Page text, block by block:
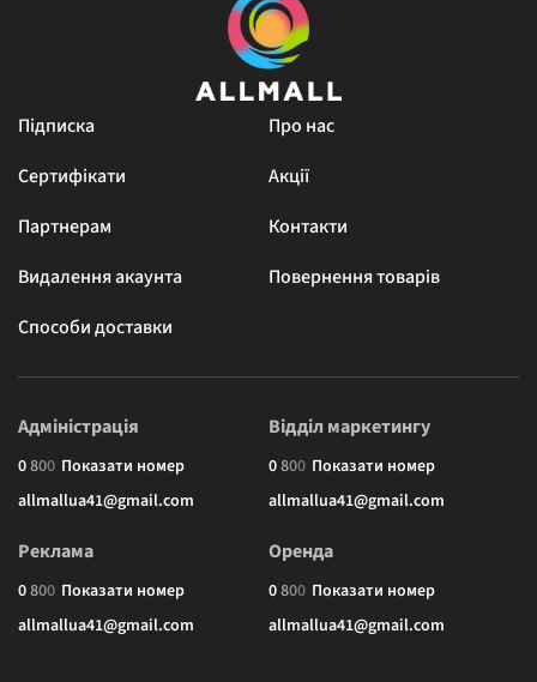
Підписка
Про нас
Сертифікати
Акції
Партнерам
Контакти
Видалення акаунта
Повернення товарів
Способи доставки
Адміністрація
0800 Показати номер
allmallua41@gmail.com
Відділ маркетингу
0800 Показати номер
allmallua41@gmail.com
Реклама
0800 Показати номер
allmallua41@gmail.com
Оренда
0800 Показати номер
allmallua41@gmail.com